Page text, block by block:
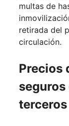
multas de
retirada del
circulación.
Precios
seguros
terceros